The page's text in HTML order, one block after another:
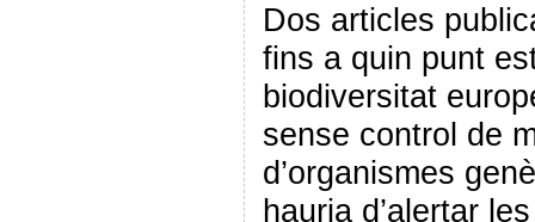
Dos articles
fins a quin punt
biodiversitat
sense control de
d’organismes
hauria d’alertar